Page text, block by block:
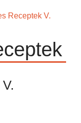
Receptek V.